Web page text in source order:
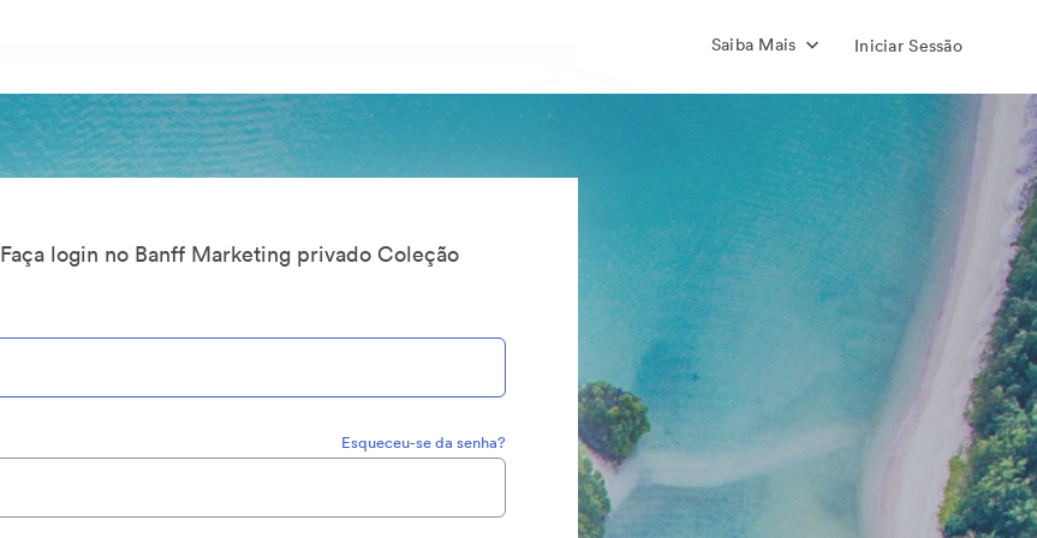
Saiba Mais Iniciar Sessão
Faça login no Banff Marketing privado Coleção
Esqueceu-se da senha?